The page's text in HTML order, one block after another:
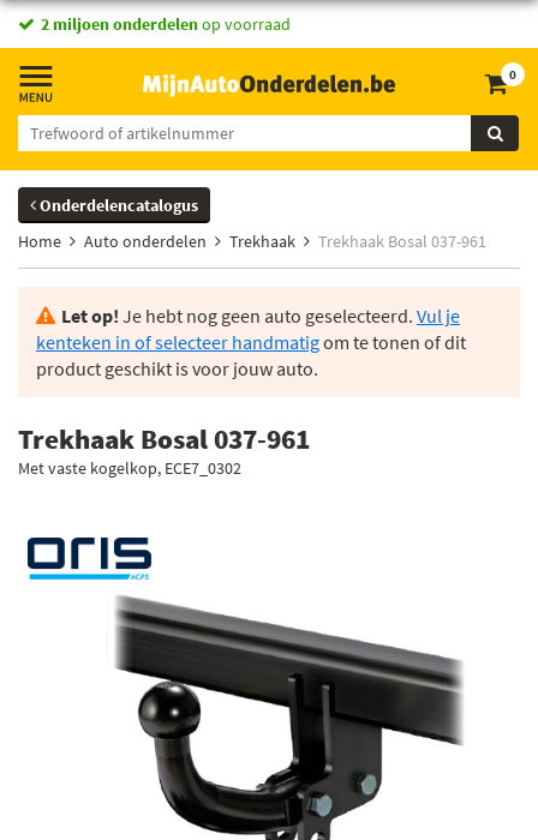
2 miljoen onderdelenop voorraad
0
Onderdelencatalogus
Home
Auto onderdelen Trekhaak Trekhaak Bosal 037-961
Let op! Je hebt nog geen auto geselecteerd. Vul je
kenteken in of selecteer handmatigom te tonen of dit
product geschikt is voor jouw auto.
Trekhaak Bosal 037-961
Met vaste kogelkop, ECE7_0302